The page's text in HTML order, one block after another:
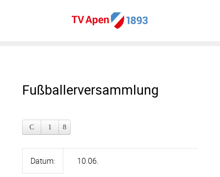
Fußballerversammlung
Datum: 10.06.